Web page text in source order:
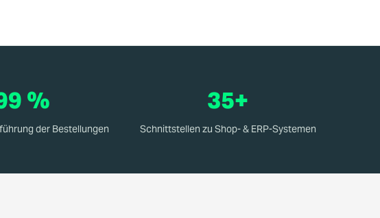
%
der Bestellungen
35+
Schnittstellen zu Shop- & ERP-Systemen